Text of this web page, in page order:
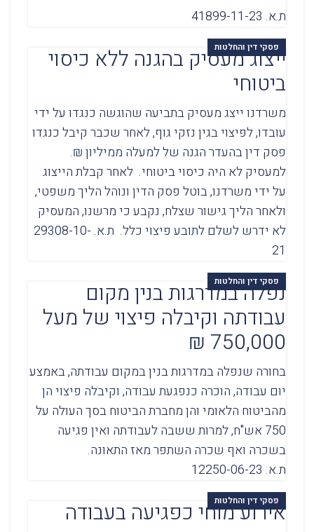
ת.א. 41899-11-23
פסקי דין והחלטות
ייצוג מעסיק בהגנה ללא כיסוי
ביטוחי
משרדנו ייצג מעסיק בתביעה שהוגשה כנגדו על ידי
עובדו, לפיצוי בגין נזקי גוף, לאחר שכבר קיבל כנגדו
פסק דין בהעדר הגנה של למעלה ממיליון ₪.
למעסיק לא היה כיסוי ביטוחי. לאחר קבלת הייצוג
על ידי משרדנו, בוטל פסק הדין ונוהל הליך משפטי,
ולאחר הליך גישור שצלח, נקבע כי מרשנו, המעסיק
לא ידרש לשלם לתובע פיצוי כלל. ת.א. 29308-10-
21
פסקי דין והחלטות
נפלה במדרגות בנין מקום
עבודתה וקיבלה פיצוי של מעל
750,000 ₪
בחורה שנפלה במדרגות בנין במקום עבודתה, באמצע
יום עבודה, הוכרה כנפגעת עבודה, וקיבלה פיצוי הן
מהביטוח הלאומי והן מחברת הביטוח בסך העולה על
750 אש"ח, למרות ששבה לעבודתה ואין פגיעה
בשכרה ואף שכרה השתפר מאז התאונה.
ת.א. 12250-06-23
פסקי דין והחלטות
אירוע מוחי כפגיעה בעבודה